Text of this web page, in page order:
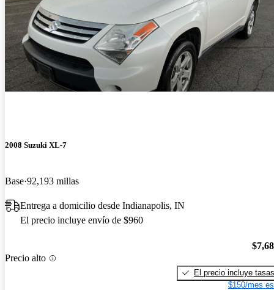
2008 Suzuki XL-7
Base 92,193 millas
Entrega a domicilio desde Indianapolis, IN
El precio incluye envío de $960
Precio alto
El precio incluye tasas
$150/mes